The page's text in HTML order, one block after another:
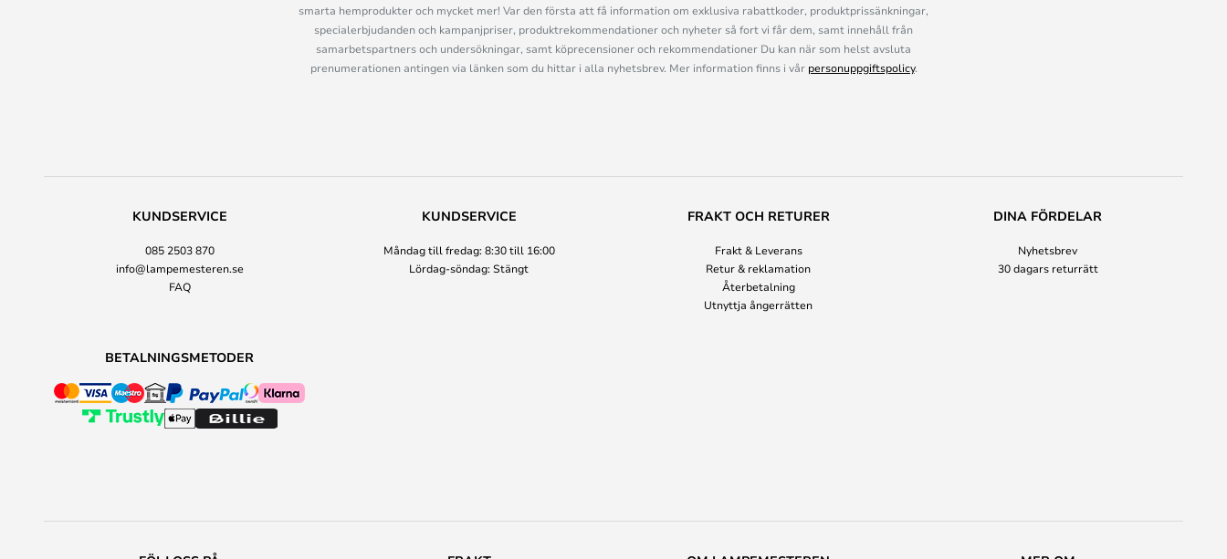
smarta hemprodukter och mycket mer! Var den första att få information om exklusiva rabattkoder, produktprissänkningar,
specialerbjudanden och kampanjpriser, produktrekommendationer och nyheter så fort vi får dem, samt innehåll från
samarbetspartners och undersökningar, samt köprecensioner och rekommendationer Du kan när som helst avsluta
prenumerationen antingen via länken som du hittar i alla nyhetsbrev. Mer information finns i vår personuppgiftspolicy.
KUNDSERVICE
085 2503 870
info@lampemesteren.se
FAQ
KUNDSERVICE
Måndag till fredag: 8:30 till 16:00
Lördag-söndag: Stängt
FRAKT OCH RETURER
Frakt & Leverans
Retur & reklamation
Återbetalning
Utnyttja ångerrätten
DINA FÖRDELAR
Nyhetsbrev
30 dagars returrätt
BETALNINGSMETODER